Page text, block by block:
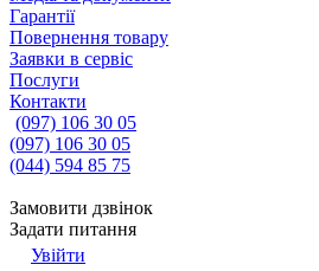
Гарантії
Повернення товару
Заявки в сервіс
Послуги
Контакти
(097) 106 30 05
(097) 106 30 05
(044) 594 85 75
Замовити дзвінок
Задати питання
Увійти